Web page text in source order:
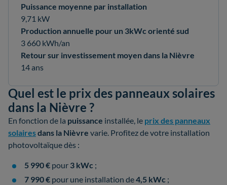
Puissance moyenne par installation
9,71 kW
Production annuelle pour un 3kWc orienté sud
3 660 kWh/an
Retour sur investissement moyen dans la Nièvre
14 ans
Quel est le prix des panneaux solaires
dans la Nièvre ?
En fonction de la puissance installée, le prix des panneaux
solairesdans la Nièvre varie. Profitez de votre installation
photovoltaïque dès :
5 990 € pour 3 kWc ;
7 990 € pour une installation de4,5 kWc ;